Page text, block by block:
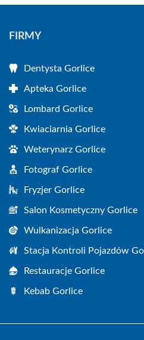
FIRMY
Dentysta Gorlice
Apteka Gorlice
Lombard Gorlice
Kwiaciarnia Gorlice
Weterynarz Gorlice
Fotograf Gorlice
Fryzjer Gorlice
Salon Kosmetyczny Gorlice
Wulkanizacja Gorlice
Stacja Kontroli Pojazdów
Restauracje Gorlice
Kebab Gorlice